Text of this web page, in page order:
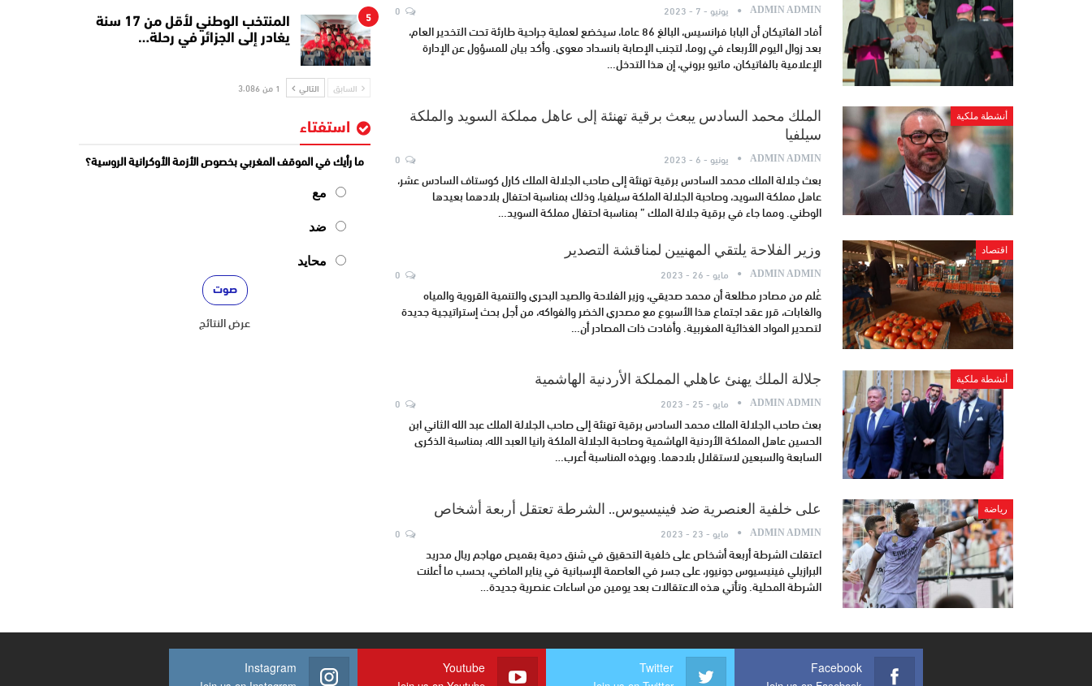
ADMIN ADMIN يونيو - 7 - 2023
أفاد الفاتيكان أن البابا فرانسيس، البالغ 86 عاما، سيخضع لعملية جراحية طارئة تحت التخدير العام،
بعد زوال اليوم الأربعاء في روما، لتجنب الإصابة بانسداد معوي. وأكد بيان للمسؤول عن الإدارة
الإعلامية بالفاتيكان، ماتيو بروني، إن هذا التدخل…
أنشطة ملكية
الملك محمد السادس يبعث برقية تهنئة إلى عاهل مملكة السويد والملكة
سيلفيا
ADMIN ADMIN يونيو - 6 - 2023
بعث جلالة الملك محمد السادس برقية تهنئة إلى صاحب الجلالة الملك كارل كوستاف السادس عشر،
عاهل مملكة السويد، وصاحبة الجلالة الملكة سيلفيا، وذلك بمناسبة احتفال بلادهما بعيدها
الوطني. ومما جاء في برقية جلالة الملك ” بمناسبة احتفال مملكة السويد…
اقتصاد وزير الفلاحة يلتقي المهنيين لمناقشة التصدير
ADMIN ADMIN مايو - 26 - 2023
عُلم من مصادر مطلعة أن محمد صديقي، وزير الفلاحة والصيد البحري والتنمية القروية والمياه
والغابات، قرر عقد اجتماع هذا الأسبوع مع مصدري الخضر والفواكه، من أجل بحث إستراتيجية جديدة
لتصدير المواد الغذائية المغربية. وأفادت ذات المصادر أن…
أنشطة ملكية جلالة الملك يهنئ عاهلي المملكة الأردنية الهاشمية
ADMIN ADMIN مايو - 25 - 2023
بعث صاحب الجلالة الملك محمد السادس برقية تهنئة إلى صاحب الجلالة الملك عبد الله الثاني ابن
الحسين عاهل المملكة الأردنية الهاشمية وصاحبة الجلالة الملكة رانيا العبد الله، بمناسبة الذكرى
السابعة والسبعين لاستقلال بلادهما. وبهذه المناسبة أعرب…
رياضة على خلفية العنصرية ضد فينيسيوس.. الشرطة تعتقل أربعة أشخاص
ADMIN ADMIN مايو - 23 - 2023
اعتقلت الشرطة أربعة أشخاص على خلفية التحقيق في شنق دمية بقميص مهاجم ريال مدريد
البرازيلي فينيسيوس جونيور، على جسر في العاصمة الإسبانية في يناير الماضي، بحسب ما أعلنت
الشرطة المحلية. وتأتي هذه الاعتقالات بعد يومين من اساءات عنصرية جديدة…
5
المنتخب الوطني لأقل من 17 سنة
يغادر إلى الجزائر في رحلة…
السابق التالي 1 من 3٬086
استفتاء
ما رأيك في الموقف المغربي بخصوص الأزمة الأوكرانية الروسية؟
مع
ضد
محايد
عرض النتائج
Facebook
Twitter
Youtube
Instagram